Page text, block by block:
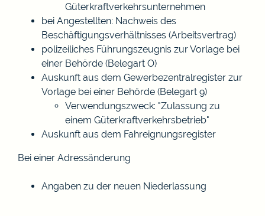
Güterkraftverkehrsunternehmen
bei Angestellten: Nachweis des
Beschäftigungsverhältnisses (Arbeitsvertrag)
polizeiliches Führungszeugnis zur Vorlage bei
einer Behörde (Belegart O)
Auskunft aus dem Gewerbezentralregister zur
Vorlage bei einer Behörde (Belegart 9)
Verwendungszweck: "Zulassung zu
einem Güterkraftverkehrsbetrieb"
Auskunft aus dem Fahreignungsregister
Bei einer Adressänderung
Angaben zu der neuen Niederlassung